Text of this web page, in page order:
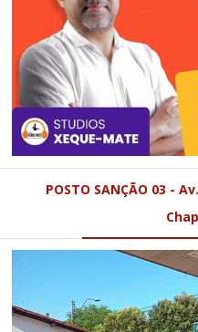
POSTO SANÇÃO 03 -